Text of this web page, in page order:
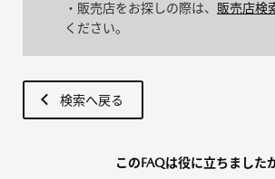
・販売店をお探しの際は、 販売店検
ください。
検索へ戻る
このFAQは役に立ちました